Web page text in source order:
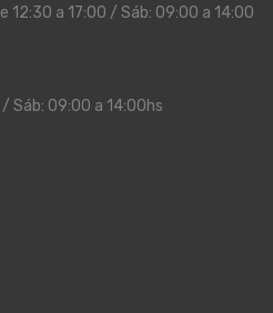
12:30 a 17:00 / Sáb: 09:00 a 14:00
Sáb: 09:00 a 14:00hs